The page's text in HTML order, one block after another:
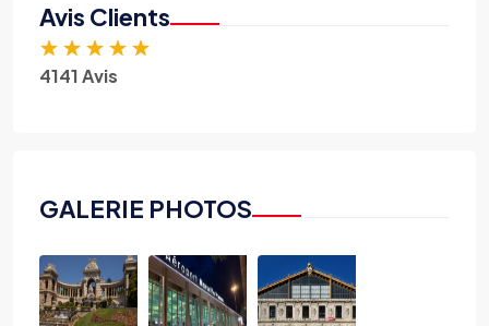
Avis Clients
★ ★ ★ ★ ★
4141 Avis
GALERIE PHOTOS